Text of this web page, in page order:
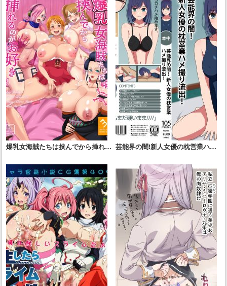
爆乳女海賊たちは挟んでから挿れる 芸能界の闇!新人女優の枕営業ハメ